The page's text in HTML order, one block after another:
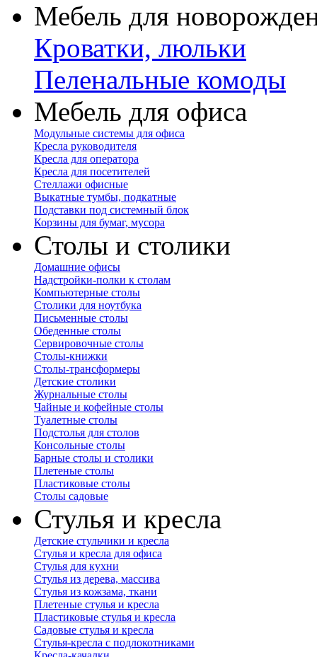
Мебель для
Кроватки, люльки
Пеленальные комоды
Мебель для офиса
Модульные системы для офиса
Кресла руководителя
Кресла для оператора
Кресла для посетителей
Стеллажи офисные
Выкатные тумбы, подкатные
Подставки под системный блок
Корзины для бумаг, мусора
Столы и столики
Домашние офисы
Надстройки-полки к столам
Компьютерные столы
Столики для ноутбука
Письменные столы
Обеденные столы
Сервировочные столы
Столы-книжки
Столы-трансформеры
Детские столики
Журнальные столы
Чайные и кофейные столы
Туалетные столы
Подстолья для столов
Консольные столы
Барные столы и столики
Плетеные столы
Пластиковые столы
Столы садовые
Стулья и кресла
Детские стульчики и кресла
Стулья и кресла для офиса
Стулья для кухни
Стулья из дерева, массива
Стулья из кожзама, ткани
Плетеные стулья и кресла
Пластиковые стулья и кресла
Садовые стулья и кресла
Стулья-кресла с подлокотниками